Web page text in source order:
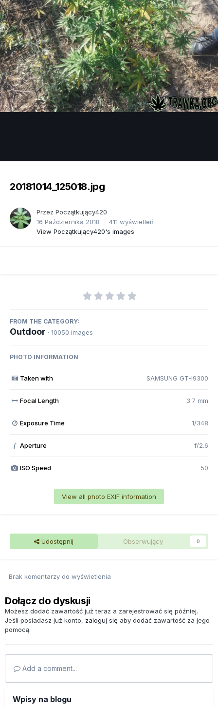
20181014_125018.jpg
Przez Początkujący420
16 Października 2018
411 wyświetleń
View Początkujący420's images
FROM THE CATEGORY:
Outdoor · 10050 images
PHOTO INFORMATION
Taken with SAMSUNG GT-I9300
Focal Length 3.7 mm
Exposure Time 1/348
f Aperture f/2.6
ISO Speed 50
View all photo EXIF information
Udostępnij Obserwujący 0
Brak komentarzy do wyświetlenia
Dołącz do dyskusji
Możesz dodać zawartość już teraz a zarejestrować się później.
Jeśli posiadasz już konto, zaloguj się aby dodać zawartość za jego
pomocą.
Add a comment...
Wpisy na blogu